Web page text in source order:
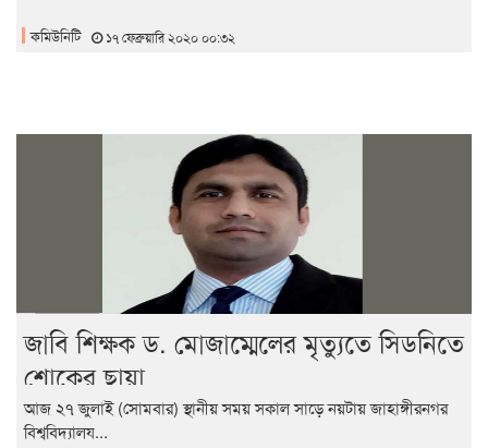
কমিউনিটি ১৭ ফেব্রুয়ারি ২০২০ ০০:৩২
জাবি শিক্ষক ড. মোজাম্মেলের মৃত্যুতে সিডনিতে
শোকের ছায়া
আজ ২৭ জুলাই (সোমবার) স্থানীয় সময় সকাল সাড়ে নয়টায় জাহাঙ্গীরনগর
বিশ্ববিদ্যালয...